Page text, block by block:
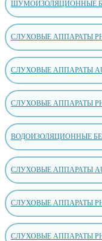
ШУМОИЗОЛЯЦИОННЫЕ
СЛУХОВЫЕ АППАРАТЫ
СЛУХОВЫЕ АППАРАТЫ
СЛУХОВЫЕ АППАРАТЫ
ВОДОИЗОЛЯЦИОННЫЕ
СЛУХОВЫЕ АППАРАТЫ
СЛУХОВЫЕ АППАРАТЫ
СЛУХОВЫЕ АППАРАТЫ